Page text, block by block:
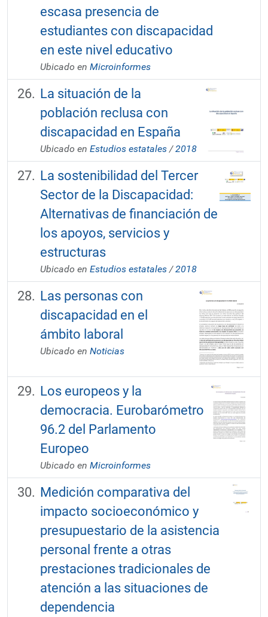
escasa presencia de
estudiantes con discapacidad
en este nivel educativo
Ubicado en Microinformes
La situación de la
población reclusa con
discapacidad en España
Ubicado en Estudios estatales /2018
La sostenibilidad del Tercer
Sector de la Discapacidad:
Alternativas de financiación de
los apoyos, servicios y
estructuras
Ubicado en Estudios estatales /2018
Las personas con
discapacidad en el
ámbito laboral
Ubicado en Noticias
Los europeos y la
democracia. Eurobarómetro
96.2 del Parlamento
Europeo
Ubicado en Microinformes
Medición comparativa del
impacto socioeconómico y
presupuestario de la asistencia
personal frente a otras
prestaciones tradicionales de
atención a las situaciones de
dependencia